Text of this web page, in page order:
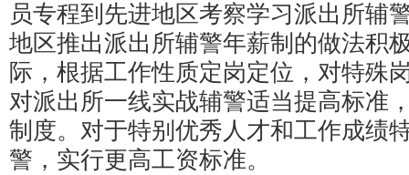
员专程到先进地区考察学习派出所辅
地区推出派出所辅警年薪制的做法积
际，根据工作性质定岗定位，对特殊
对派出所一线实战辅警适当提高标准
制度。对于特别优秀人才和工作成绩
警，实行更高工资标准。